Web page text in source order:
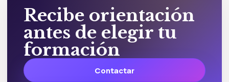
Recibe orientación
antes de elegir tu
formación
Contactar